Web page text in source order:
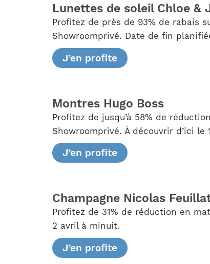
Lunettes de soleil Chloe &
Profitez de près de 93% de rabais
Showroomprivé. Date de fin
J’en profite
Montres Hugo Boss
Profitez de jusqu’à 58% de
Showroomprivé. À découvrir d’ici le 1
J’en profite
Champagne Nicolas
Profitez de 31% de réduction en
2 avril à minuit.
J’en profite